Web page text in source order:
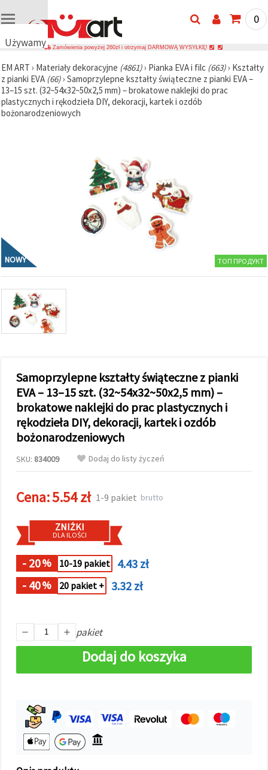
Używamy
cookie
🍪
Używamy
plików
cookie i
za Państwa
zgodą,
analizować
ruch i
wyświetlać
trafne treści
oraz
reklamy,
również
przy
analitycznych
marketingowych.
Możesz
zgodzić się
używanie
wszystkich
cookie,
klikając
wszystkie!"
preferencje
wybierając
dany typ
plików
cookie i
Akceptuj
0
Zamówienia powyżej 260zł i otrzymaj DARMOWĄ WYSYŁKĘ!
EM ART › Materiały dekoracyjne (4861)› Pianka EVA i filc (663)› Kształty
z pianki EVA (66)› Samoprzylepne kształty świąteczne z pianki EVA –
13–15 szt. (32~54x32~50x2,5 mm) – brokatowe naklejki do prac
plastycznych i rękodzieła DIY, dekoracji, kartek i ozdób
bożonarodzeniowych
NOWY ТОП ПРОДУКТ
Samoprzylepne kształty świąteczne z pianki
EVA – 13–15 szt. (32~54x32~50x2,5 mm) –
brokatowe naklejki do prac plastycznych i
rękodzieła DIY, dekoracji, kartek i ozdób
bożonarodzeniowych
SKU: 834009 Dodaj do listy życzeń
Cena:5.54 zł 1-9 pakiet brutto
ZNIŻKI
DLA ILOŚCI
- 20% 10-19 pakiet
4.43 zł
- 40% 20 pakiet + 3.32 zł
pakiet
Dodaj do koszyka